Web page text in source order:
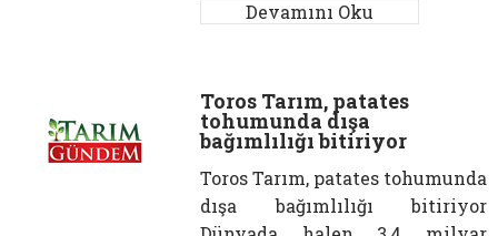
Devamını Oku
Toros Tarım, patates
tohumunda dışa
bağımlılığı bitiriyor
Toros Tarım, patates tohumunda
dışa bağımlılığı bitiriyor